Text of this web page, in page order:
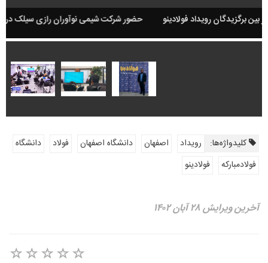
حضور شرکت شیمی نوآوران رازی سیلک در بین برگزیدگان رویداد فولادینو
کلیدواژه‌ها: رویداد اصفهان دانشگاه اصفهان فولاد
دانشگاه
فولادمبارکه
فولادینو
آخرین ویرایش ۲۸ آبان ۱۴۰۲